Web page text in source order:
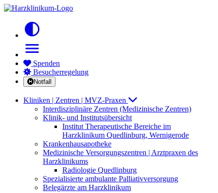
contrast
menu
Spenden
Besucherregelung
Notfall
Kliniken | Zentren | MVZ-Praxen
Interdisziplinäre Zentren (Medizinische Zentren)
Klinik- und Institutsübersicht
Institut Therapeutische Bereiche im
Harzklinikum Quedlinburg, Wernigerode
Krankenhausapotheke
Medizinische Versorgungszentren | Arztpraxen des
Harzklinikums
Radiologie Quedlinburg
Spezialisierte ambulante Palliativversorgung
Belegärzte am Harzklinikum